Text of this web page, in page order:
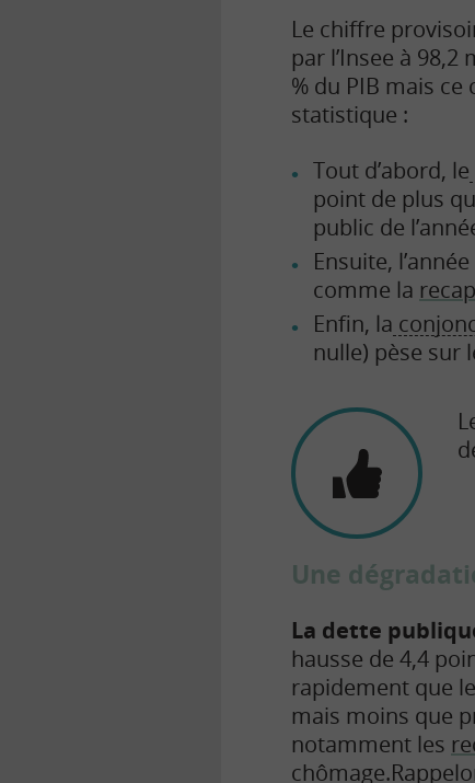
Le chiffre
par l’Insee à 98,2
% du PIB mais
statistique :
Tout d’abord, le
point de plus
public de
Ensuite,
comme la
Enfin, la
nulle) pèse sur
Une
La dette
hausse de 4,4
rapidement que
mais moins que
notamment les
chômage.